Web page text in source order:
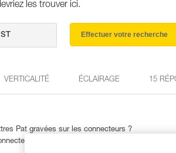
les trouver ici.
Effectuer votre recherche
VERTICALITÉ ÉCLAIRAGE 15
Pat gravées sur les connecteurs ?
ou comment identifier un produit dont